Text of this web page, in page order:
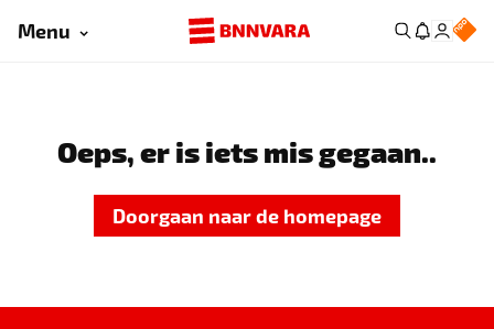
Menu
Oeps, er is iets mis gegaan..
Doorgaan naar de homepage